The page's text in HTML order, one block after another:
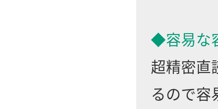
◆容易な
超精密直
るので容